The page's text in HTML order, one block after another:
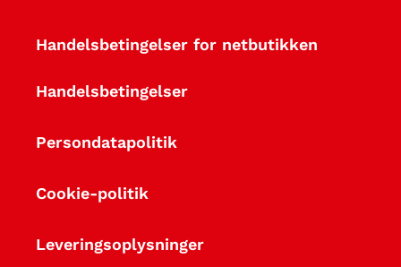
Handelsbetingelser for netbutikken
Handelsbetingelser
Persondatapolitik
Cookie-politik
Leveringsoplysninger